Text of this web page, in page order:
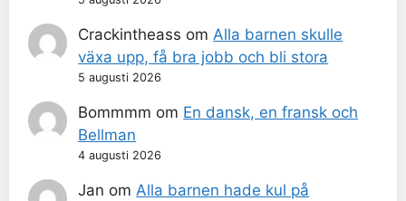
Crackintheass omAlla barnen skulle
växa upp, få bra jobb och bli stora
5 augusti 2026
Bommmm om En dansk, en fransk och
Bellman
4 augusti 2026
Jan omAlla barnen hade kul på